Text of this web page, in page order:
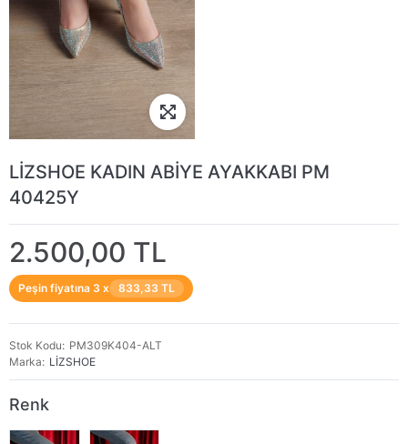
LİZSHOE KADIN ABİYE AYAKKABI PM
40425Y
2.500,00 TL
Peşin fiyatına 3 x 833,33 TL
Stok Kodu
PM309K404-ALT
Marka
LİZSHOE
Renk